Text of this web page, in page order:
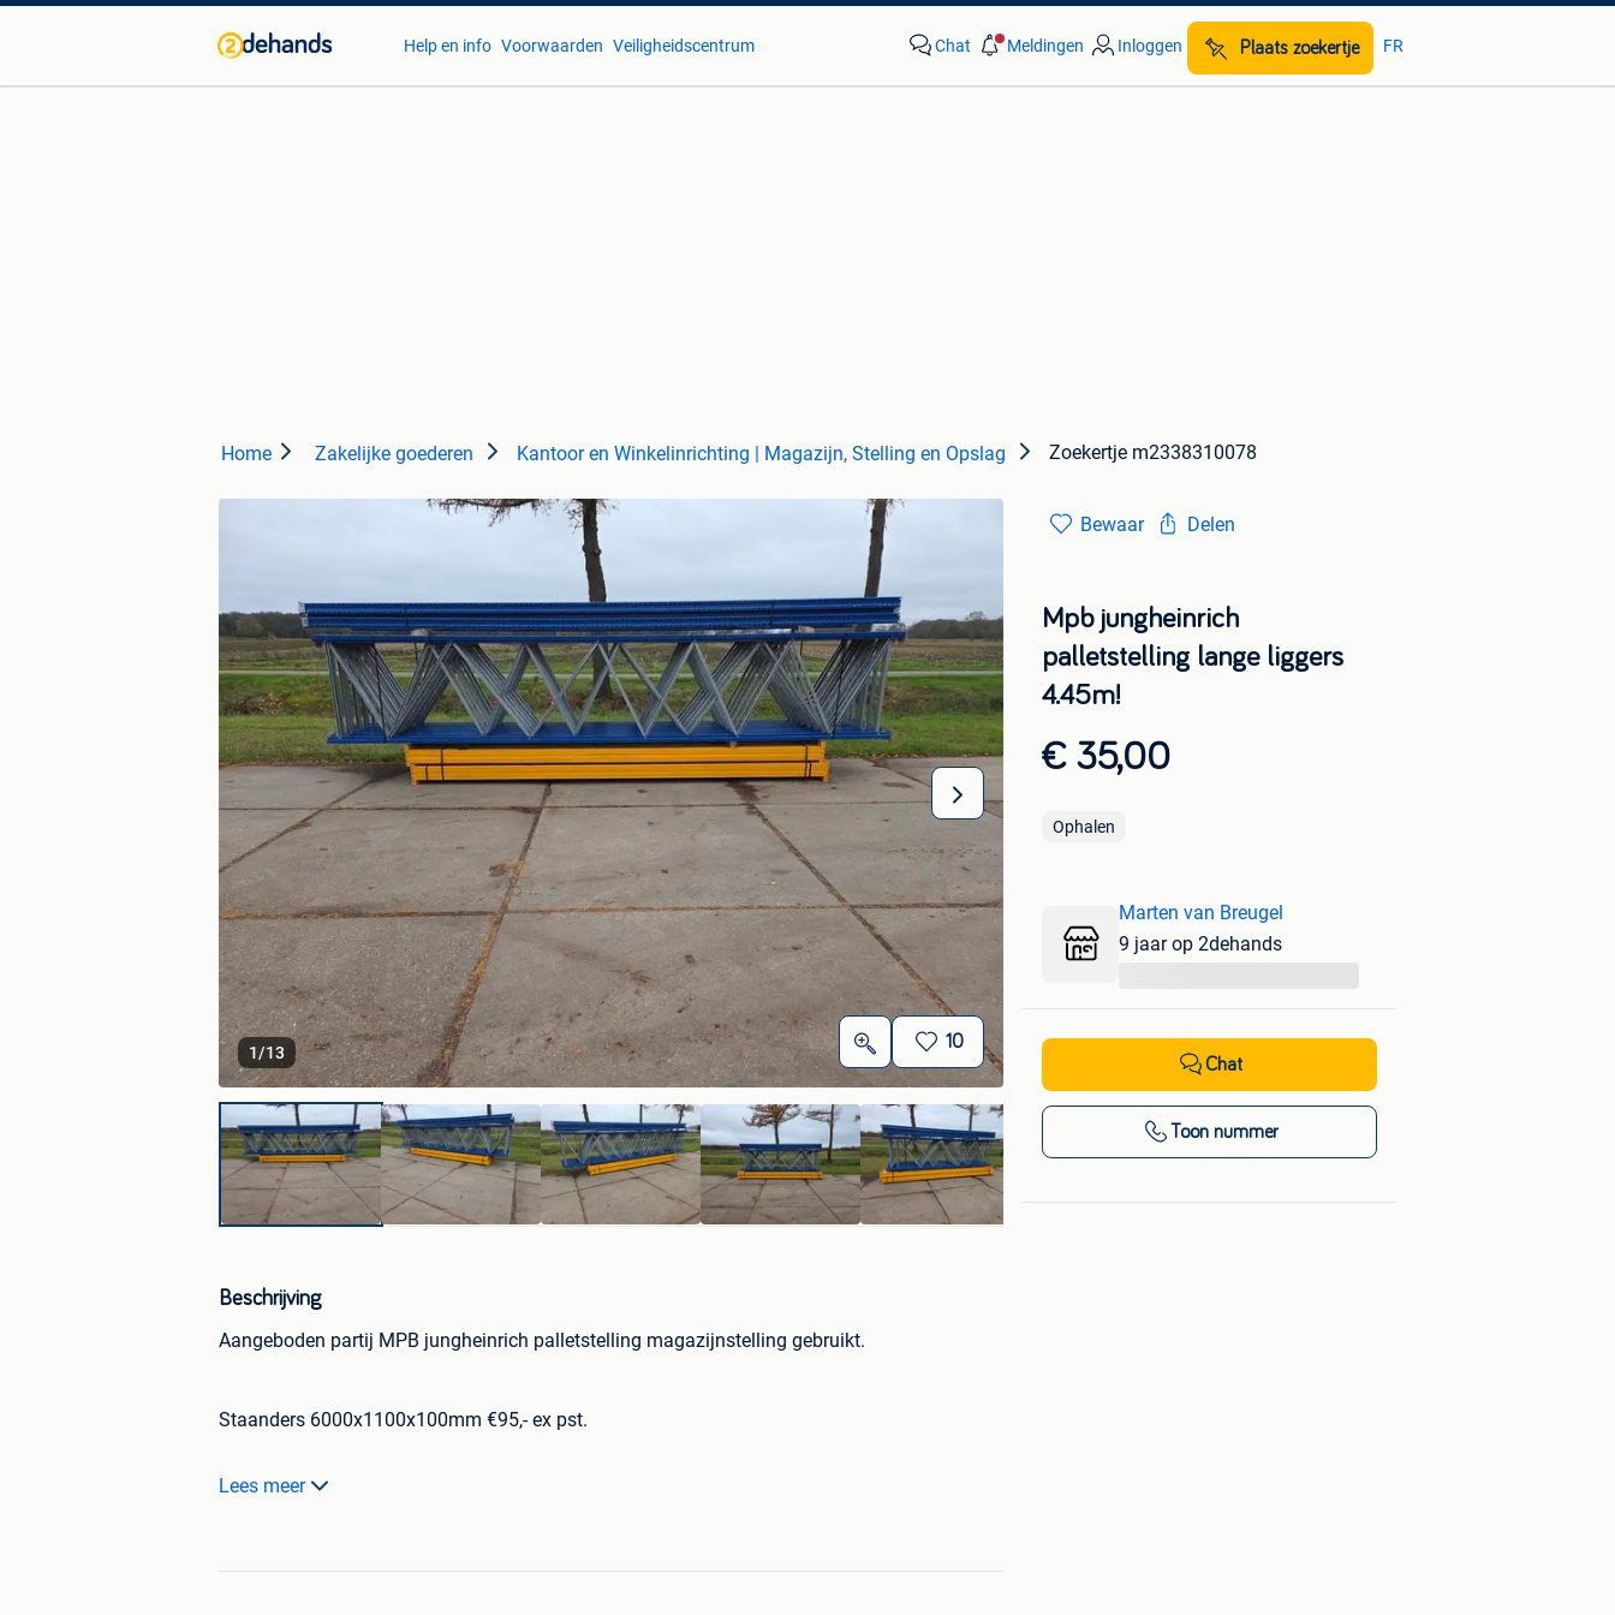
Help en info Voorwaarden Veiligheidscentrum Chat Meldingen Inloggen Plaats zoekertje FR
Home Zakelijke goederen Kantoor en Winkelinrichting | Magazijn, Stelling en Opslag Zoekertje m2338310078
1/13
10
Beschrijving
Aangeboden partij MPB jungheinrich palletstelling magazijnstelling gebruikt.
Staanders 6000x1100x100mm €95,- ex pst.
Liggers 4450x145x50mm. €35,- ex pst.
Liggers 2800x100x50mm €17.50,- ex pst.
Lees meer
Bewaar Delen
Mpb jungheinrich
palletstelling lange liggers
4.45m!
€ 35,00
Ophalen
Marten van Breugel
9 jaar op 2dehands
Chat
Toon nummer